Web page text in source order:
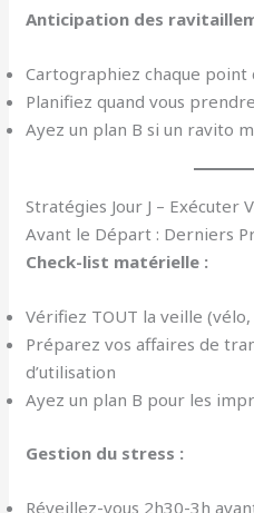
Anticipation des
Cartographiez chaque
Planifiez quand vous
Ayez un plan B si un ravito
Stratégies Jour J – Exécuter
Avant le Départ : Derniers
Check-list matérielle :
Vérifiez TOUT la veille
Préparez vos affaires de
d’utilisation
Ayez un plan B pour les
Gestion du stress :
Réveillez-vous 2h30-3h